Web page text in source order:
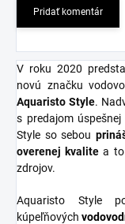
Pridať komentár
V roku 2020
novú značku
Aquaristo Style.
s predajom
Style so sebou
overenej kvalite a to
zdrojov.
Aquaristo Style
kúpeľňových